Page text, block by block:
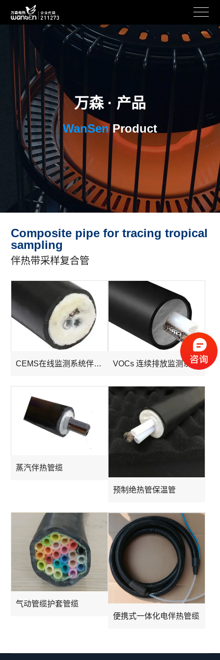
万森 · 产品
WanSenProduct
Composite pipe for tracing tropical
sampling
伴热带采样复合管
CEMS在线监测系统伴热管线 VOCs 连续排放监测系统伴热管
蒸汽伴热管缆
预制绝热管保温管
气动管缆护套管缆
便携式一体化电伴热管缆